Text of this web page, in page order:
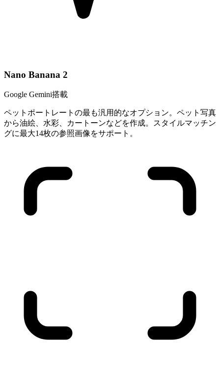
Nano Banana 2
Google Gemini搭載
ペットポートレートの最も汎用的なオプション。ペット写真
から油絵、水彩、カートーンなどを作成。スタイルマッチン
グに最大14枚の参照画像をサポート。